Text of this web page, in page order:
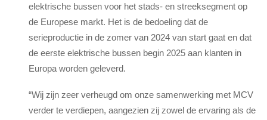
elektrische bussen voor het stads- en streeksegment op
de Europese markt. Het is de bedoeling dat de
serieproductie in de zomer van 2024 van start gaat en dat
de eerste elektrische bussen begin 2025 aan klanten in
Europa worden geleverd.
“Wij zijn zeer verheugd om onze samenwerking met MCV
verder te verdiepen, aangezien zij zowel de ervaring als de